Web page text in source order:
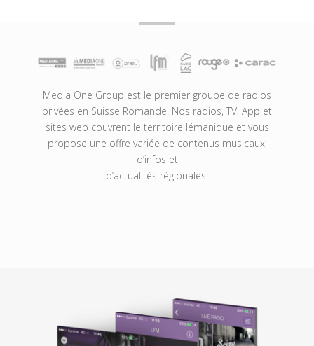
Media One Group est le premier groupe de radios
privées en Suisse Romande. Nos radios, TV, App et
sites web couvrent le territoire lémanique et vous
propose une offre variée de contenus musicaux,
d’infos et
d’actualités régionales.